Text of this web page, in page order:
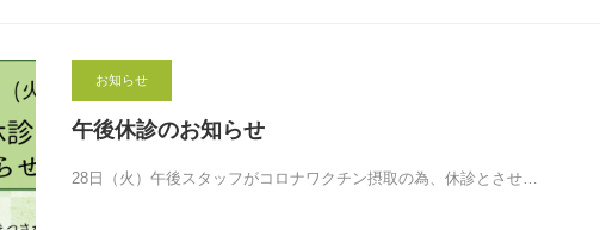
お知らせ
午後休診のお知らせ
28日（火）午後スタッフがコロナワクチン摂取の為、休診とさせ…